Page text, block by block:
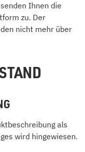
Ihnen die
zu. Der
nicht mehr über
als
wird hingewiesen.